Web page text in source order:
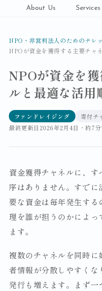
About Us Services
NPO・非営利法人のためのナレ
NPOが資金を獲得する主要チャ
NPOが資金を
ルと最適な活用
ファンドレイジング 寄付チ
最終更新日2026年2月4日 ・約7
資金獲得チャネルに、
序はありません。すで
要な資金は毎年発生す
理を誰が担うのかによっ
ます。
複数のチャネルを同時
者情報が分散しやすく
発行も増えます。まず